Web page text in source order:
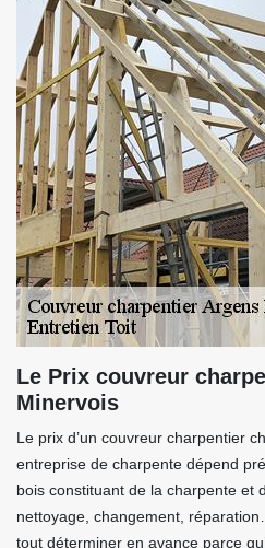
Le Prix couvreur
Minervois
Le prix d’un couvreur charpentier
entreprise de charpente dépend
bois constituant de la charpente et
nettoyage, changement,
tout déterminer en avance parce